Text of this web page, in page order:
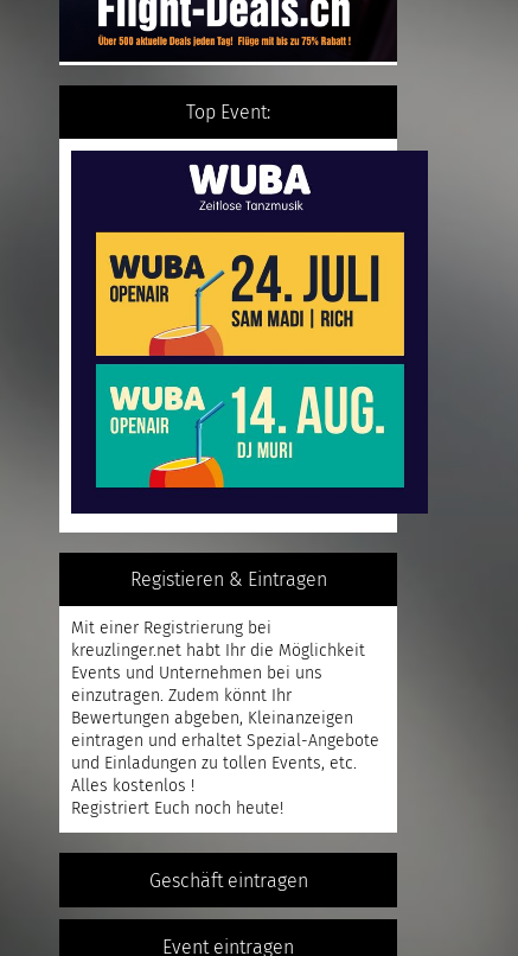
Top Event:
Registieren & Eintragen
Mit einer Registrierung bei
kreuzlinger.net habt Ihr die Möglichkeit
Events und Unternehmen bei uns
einzutragen. Zudem könnt Ihr
Bewertungen abgeben, Kleinanzeigen
eintragen und erhaltet Spezial-Angebote
und Einladungen zu tollen Events, etc.
Alles kostenlos !
Registriert Euch noch heute!
Geschäft eintragen
Event eintragen